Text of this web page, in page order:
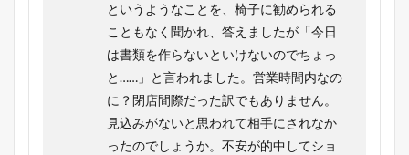
というようなことを、椅子に勧められる
こともなく聞かれ、答えましたが「今日
は書類を作らないといけないのでちょっ
と……」と言われました。営業時間内なの
に？閉店間際だった訳でもありません。
見込みがないと思われて相手にされなか
ったのでしょうか。不安が的中してショ